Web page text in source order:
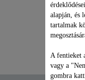
alapján, és
tartalmak
A fentieket
vagy a
gombra